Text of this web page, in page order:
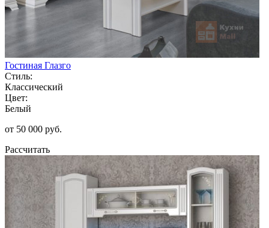
Гостиная Глазго
Стиль:
Классический
Цвет:
Белый
от 50 000 руб.
Рассчитать